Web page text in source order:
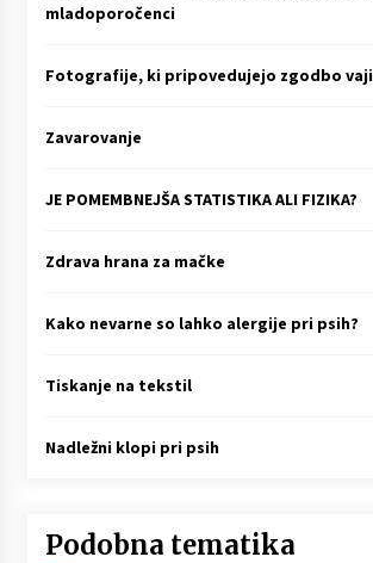
mladoporočenci
Fotografije, ki pripovedujejo zgodbo
Zavarovanje
JE POMEMBNEJŠA STATISTIKA ALI FIZIKA?
Zdrava hrana za mačke
Kako nevarne so lahko alergije pri psih?
Tiskanje na tekstil
Nadležni klopi pri psih
Podobna tematika